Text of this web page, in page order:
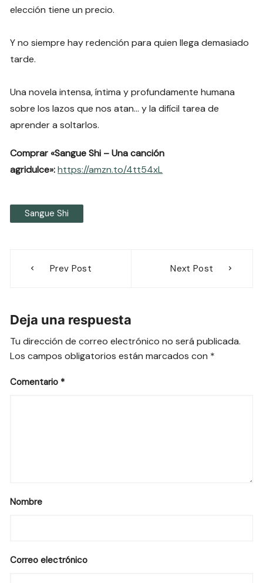
elección tiene un precio.
Y no siempre hay redención para quien llega demasiado
tarde.
Una novela intensa, íntima y profundamente humana
sobre los lazos que nos atan… y la difícil tarea de
aprender a soltarlos.
Comprar «Sangue Shi – Una canción
agridulce»: https://amzn.to/4tt54xL
Sangue Shi
Prev Post Next Post
Deja una respuesta
Tu dirección de correo electrónico no será publicada.
Los campos obligatorios están marcados con *
Comentario *
Nombre
Correo electrónico